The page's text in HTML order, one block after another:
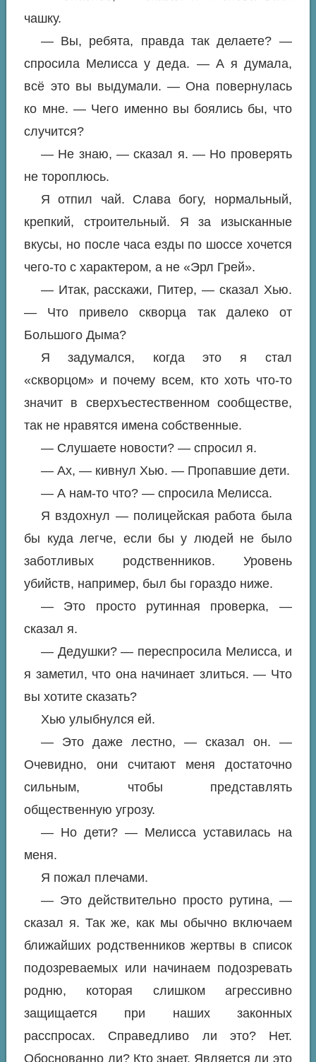
чашку.
— Вы, ребята, правда так делаете? —
спросила Мелисса у деда. — А я думала,
всё это вы выдумали. — Она повернулась
ко мне. — Чего именно вы боялись бы, что
случится?
— Не знаю, — сказал я. — Но проверять
не тороплюсь.
Я отпил чай. Слава богу, нормальный,
крепкий, строительный. Я за изысканные
вкусы, но после часа езды по шоссе хочется
чего-то с характером, а не «Эрл Грей».
— Итак, расскажи, Питер, — сказал Хью.
— Что привело скворца так далеко от
Большого Дыма?
Я задумался, когда это я стал
«скворцом» и почему всем, кто хоть что-то
значит в сверхъестественном сообществе,
так не нравятся имена собственные.
— Слушаете новости? — спросил я.
— Ах, — кивнул Хью. — Пропавшие дети.
— А нам-то что? — спросила Мелисса.
Я вздохнул — полицейская работа была
бы куда легче, если бы у людей не было
заботливых родственников. Уровень
убийств, например, был бы гораздо ниже.
— Это просто рутинная проверка, —
сказал я.
— Дедушки? — переспросила Мелисса, и
я заметил, что она начинает злиться. — Что
вы хотите сказать?
Хью улыбнулся ей.
— Это даже лестно, — сказал он. —
Очевидно, они считают меня достаточно
сильным, чтобы представлять
общественную угрозу.
— Но дети? — Мелисса уставилась на
меня.
Я пожал плечами.
— Это действительно просто рутина, —
сказал я. Так же, как мы обычно включаем
ближайших родственников жертвы в список
подозреваемых или начинаем подозревать
родню, которая слишком агрессивно
защищается при наших законных
расспросах. Справедливо ли это? Нет.
Обоснованно ли? Кто знает. Является ли это